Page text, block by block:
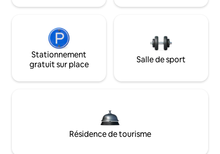
Stationnement
gratuit sur place
Salle de sport
Résidence de tourisme